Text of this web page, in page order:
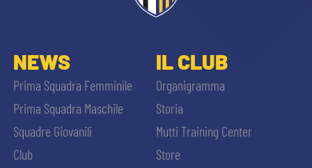
NEWS
Prima Squadra Femminile
Prima Squadra Maschile
Squadre Giovanili
Club
IL CLUB
Organigramma
Storia
Mutti Training Center
Store